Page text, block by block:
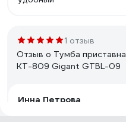
1 отзыв
Отзыв о Тумба
КТ-809 Gigant GTBL-09
Инна Петрова
За такие деньги —